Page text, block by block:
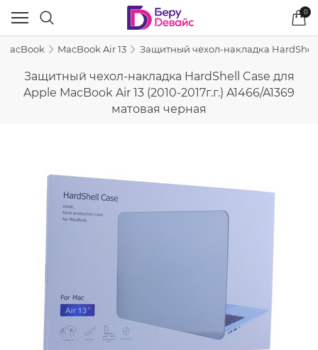
0
MacBook Air 13 Защитный чехол-накладка HardShell
Защитный чехол-накладка HardShell Case для
Apple MacBook Air 13 (2010-2017г.г.) A1466/A1369
матовая черная